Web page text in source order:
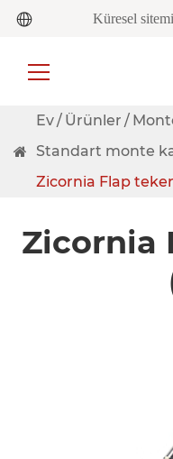
Küresel
Ev Ürünler
Standart monte
Zicornia Flap
Zicornia